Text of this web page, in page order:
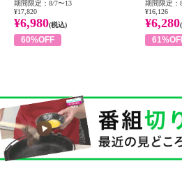
期間限定：8/7〜13
¥17,820
¥6,980(税込)
60%OFF
期間限定：
¥16,126
¥6,280